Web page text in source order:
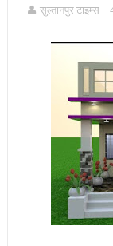
सुल्तानपुर टाइम्स